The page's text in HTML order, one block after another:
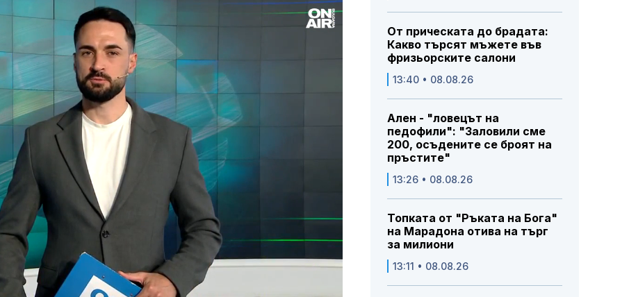
От прическата до брадата:
Какво търсят мъжете във
фризьорските салони
13:40 • 08.08.26
Ален - "ловецът на
педофили": "Заловили сме
200, осъдените се броят на
пръстите"
13:26 • 08.08.26
Топката от "Ръката на Бога"
на Марадона отива на търг
за милиони
13:11 • 08.08.26